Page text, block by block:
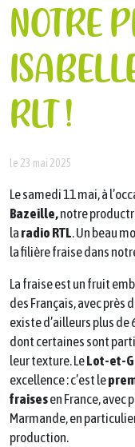
NOTRE
RLT !
le 23 mai 2025
Le samedi 11 mai, à
Bazeille,notre
la radio RTL. Un beau
la filière fraise dans
La fraise est un fruit
des Français, avec près
existe d’ailleurs plus
dont certaines sont
leur texture. LeLot-et-
excellence : c’est le
fraisesen France, avec
Marmande, en
production.